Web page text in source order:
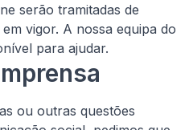
serão tramitadas de
vigor. A nossa equipa do
para ajudar.
ou outras questões